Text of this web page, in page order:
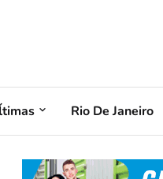
Rio De Janeiro